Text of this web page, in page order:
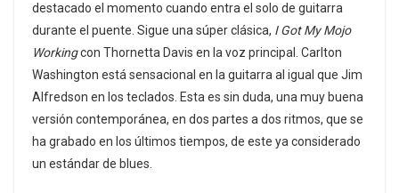
destacado el momento cuando entra el solo de guitarra
durante el puente. Sigue una súper clásica, I Got My Mojo
Workingcon Thornetta Davis en la voz principal. Carlton
Washington está sensacional en la guitarra al igual que Jim
Alfredson en los teclados. Esta es sin duda, una muy buena
versión contemporánea, en dos partes a dos ritmos, que se
ha grabado en los últimos tiempos, de este ya considerado
un estándar de blues.